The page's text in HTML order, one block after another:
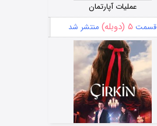
عملیات آپارتمان
قسمت ۵ (دوبله) منتشر شد